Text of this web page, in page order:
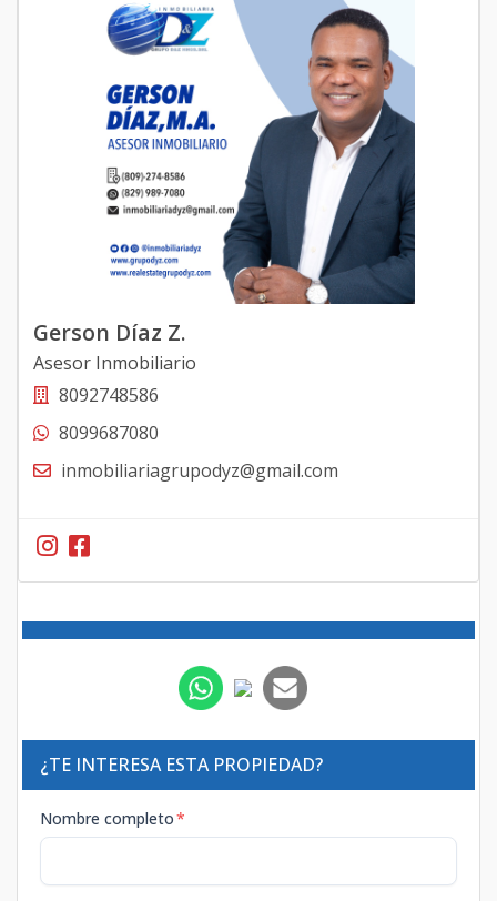
Gerson Díaz Z.
Asesor Inmobiliario
8092748586
8099687080
inmobiliariagrupodyz@gmail.com
¿TE INTERESA ESTA PROPIEDAD?
Nombre completo*